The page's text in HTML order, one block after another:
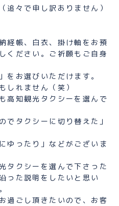
追々で申し訳ありません）
経帳、白衣、掛け軸をお預
ください。ご祈願もご自身
をお選びいただけます。
しれません（笑）
高知観光タクシーを選んで
でタクシーに切り替えた」
ゆったり」などがございま
タクシーを選んで下さった
った説明をしたいと思い
過ごし頂きたいので、お客